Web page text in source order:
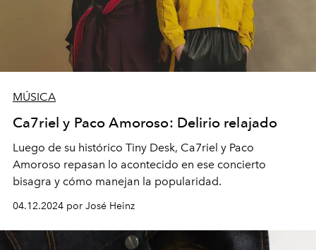
MÚSICA
Ca7riel y Paco Amoroso: Delirio relajado
Luego de su histórico Tiny Desk, Ca7riel y Paco
Amoroso repasan lo acontecido en ese concierto
bisagra y cómo manejan la popularidad.
04.12.2024 por José Heinz